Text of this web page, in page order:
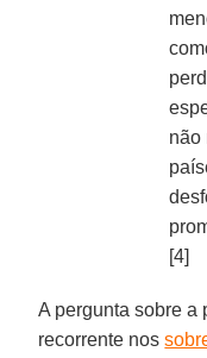
não
[4]
A pergunta sobre a
recorrente nos